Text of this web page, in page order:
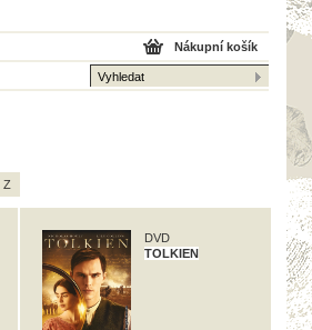
Nákupní košík
Z
DVD
TOLKIEN